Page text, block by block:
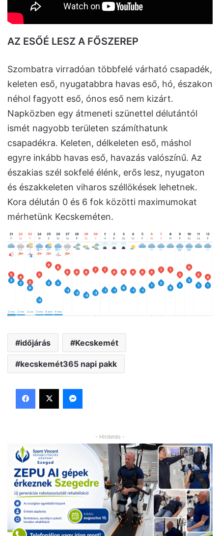
AZ ESŐÉ LESZ A FŐSZEREP
Szombatra virradóan többfelé várható csapadék,
keleten eső, nyugatabbra havas eső, hó, északon
néhol fagyott eső, ónos eső nem kizárt.
Napközben egy átmeneti szünettel délutántól
ismét nagyobb területen számíthatunk
csapadékra. Keleten, délkeleten eső, máshol
egyre inkább havas eső, havazás valószínű. Az
északias szél sokfelé élénk, erős lesz, nyugaton
és északkeleten viharos széllökések lehetnek.
Kora délután 0 és 6 fok közötti maximumokat
mérhetünk Kecskeméten.
időjárás Kecskemét
kecskemét365 napi pakk
Facebook
X Messenger
- Hirdetés -